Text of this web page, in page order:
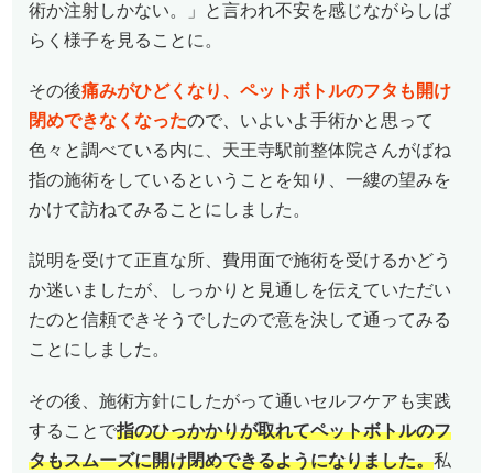
術か注射しかない。」と言われ不安を感じながらしば
らく様子を見ることに。
その後痛みがひどくなり、ペットボトルのフタも開け
閉めできなくなったので、いよいよ手術かと思って
色々と調べている内に、天王寺駅前整体院さんがばね
指の施術をしているということを知り、一縷の望みを
かけて訪ねてみることにしました。
説明を受けて正直な所、費用面で施術を受けるかどう
か迷いましたが、しっかりと見通しを伝えていただい
たのと信頼できそうでしたので意を決して通ってみる
ことにしました。
その後、施術方針にしたがって通いセルフケアも実践
することで指のひっかかりが取れてペットボトルのフ
タもスムーズに開け閉めできるようになりました。私